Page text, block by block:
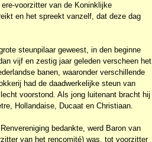
voorzitter van de Koninklijke
en het spreekt vanzelf, dat deze dag
steunpilaar geweest, in den beginne
vijf en zestig jaar geleden verscheen het
banen, waaronder verschillende
had de daadwerkelijke steun van
voorstond. Als jong luitenant bracht hij
Hollandaise, Ducaat en Christiaan.
bedankte, werd Baron van
van het rencomité) was, tot voorzitter